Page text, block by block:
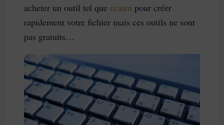
acheter un outil tel que ecairn pour créer
rapidement votre fichier mais ces outils ne sont
pas gratuits…